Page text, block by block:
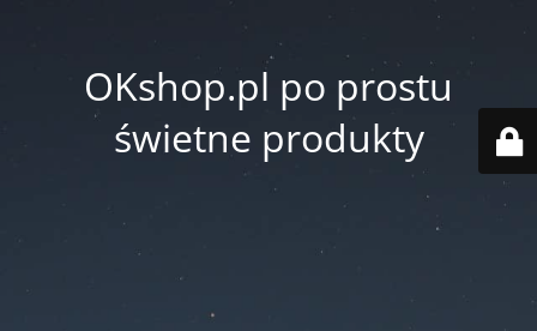
OKshop.pl po prostu
świetne produkty